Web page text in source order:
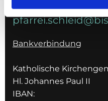
Bankverbindung
Katholische
Hl. Johannes Paul II
IBAN: